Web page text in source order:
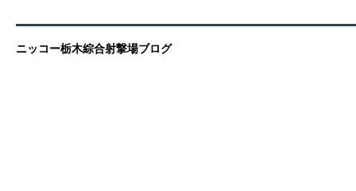
ニッコー栃木綜合射撃場ブログ